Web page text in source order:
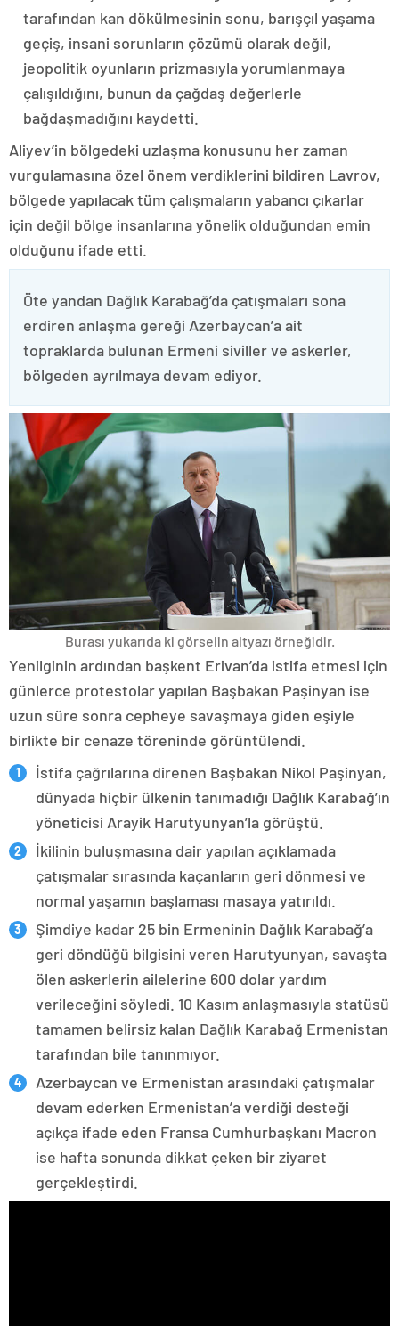
tarafından kan dökülmesinin sonu, barışçıl yaşama
geçiş, insani sorunların çözümü olarak değil,
jeopolitik oyunların prizmasıyla yorumlanmaya
çalışıldığını, bunun da çağdaş değerlerle
bağdaşmadığını kaydetti.
Aliyev’in bölgedeki uzlaşma konusunu her zaman
vurgulamasına özel önem verdiklerini bildiren Lavrov,
bölgede yapılacak tüm çalışmaların yabancı çıkarlar
için değil bölge insanlarına yönelik olduğundan emin
olduğunu ifade etti.
Öte yandan Dağlık Karabağ’da çatışmaları sona
erdiren anlaşma gereği Azerbaycan’a ait
topraklarda bulunan Ermeni siviller ve askerler,
bölgeden ayrılmaya devam ediyor.
Burası yukarıda ki görselin altyazı örneğidir.
Yenilginin ardından başkent Erivan’da istifa etmesi için
günlerce protestolar yapılan Başbakan Paşinyan ise
uzun süre sonra cepheye savaşmaya giden eşiyle
birlikte bir cenaze töreninde görüntülendi.
İstifa çağrılarına direnen Başbakan Nikol Paşinyan,
dünyada hiçbir ülkenin tanımadığı Dağlık Karabağ’ın
yöneticisi Arayik Harutyunyan’la görüştü.
İkilinin buluşmasına dair yapılan açıklamada
çatışmalar sırasında kaçanların geri dönmesi ve
normal yaşamın başlaması masaya yatırıldı.
Şimdiye kadar 25 bin Ermeninin Dağlık Karabağ’a
geri döndüğü bilgisini veren Harutyunyan, savaşta
ölen askerlerin ailelerine 600 dolar yardım
verileceğini söyledi. 10 Kasım anlaşmasıyla statüsü
tamamen belirsiz kalan Dağlık Karabağ Ermenistan
tarafından bile tanınmıyor.
Azerbaycan ve Ermenistan arasındaki çatışmalar
devam ederken Ermenistan’a verdiği desteği
açıkça ifade eden Fransa Cumhurbaşkanı Macron
ise hafta sonunda dikkat çeken bir ziyaret
gerçekleştirdi.